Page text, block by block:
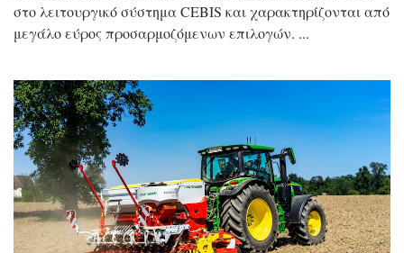
στο λειτουργικό σύστημα CEBIS και χαρακτηρίζονται από
μεγάλο εύρος προσαρμοζόμενων επιλογών.